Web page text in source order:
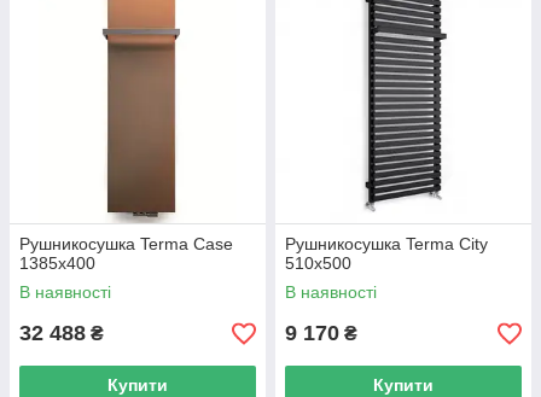
Рушникосушка Terma Case
1385х400
В наявності
32 488 ₴
Купити
Рушникосушка Terma City
510х500
В наявності
9 170 ₴
Купити